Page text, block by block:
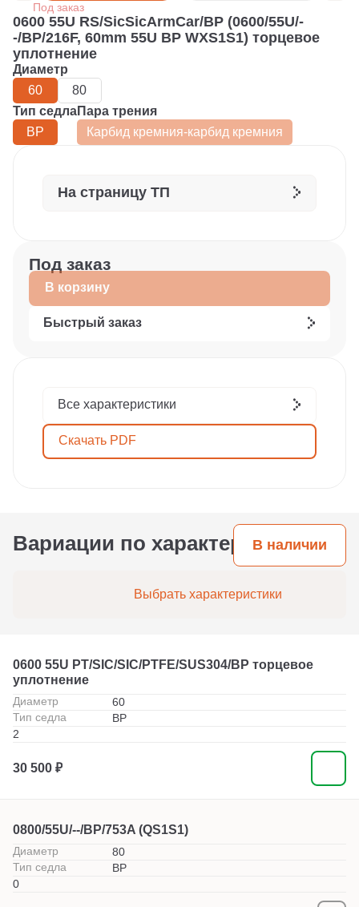
Под заказ
0600 55U RS/SicSicArmCar/BP (0600/55U/-
-/BP/216F, 60mm 55U BP WXS1S1) торцевое
уплотнение
Диаметр
60
80
Тип седла
BP
Пара трения
Карбид кремния-карбид кремния
На страницу ТП
Под заказ
В корзину
Быстрый заказ
Все характеристики
Скачать PDF
Вариации по характеристикам
В наличии
Выбрать характеристики
0600 55U PT/SIC/SIC/PTFE/SUS304/BP торцевое
уплотнение
Диаметр
60
Тип седла
BP
2
30 500 ₽
0800/55U/--/BP/753A (QS1S1)
Диаметр
80
Тип седла
BP
0